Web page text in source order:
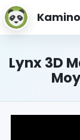
Lynx 3D